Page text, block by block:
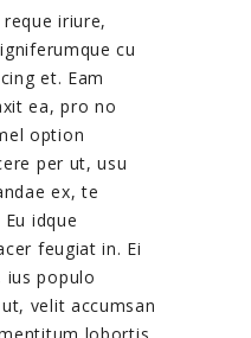
iriure,
cu
et. Eam
ea, pro no
option
per ut, usu
ex, te
idque
feugiat in. Ei
ius populo
velit accumsan